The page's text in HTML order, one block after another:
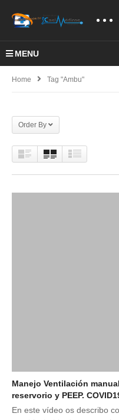
MENU
Home Tag "ambu"
Order By
Manejo Ventilación
reservorio y PEEP.
En este vídeo os describo